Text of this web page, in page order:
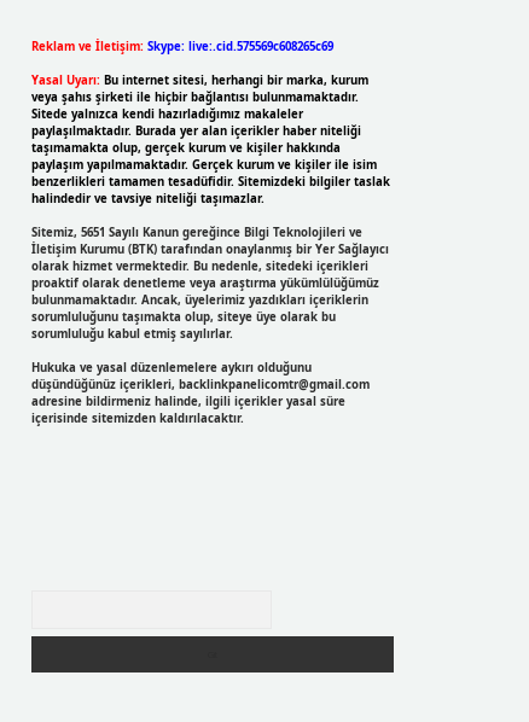
Reklam ve İletişim: Skype: live:.cid.575569c608265c69
Yasal Uyarı: Bu internet sitesi, herhangi bir marka, kurum
veya şahıs şirketi ile hiçbir bağlantısı bulunmamaktadır.
Sitede yalnızca kendi hazırladığımız makaleler
paylaşılmaktadır. Burada yer alan içerikler haber niteliği
taşımamakta olup, gerçek kurum ve kişiler hakkında
paylaşım yapılmamaktadır. Gerçek kurum ve kişiler ile isim
benzerlikleri tamamen tesadüfidir. Sitemizdeki bilgiler taslak
halindedir ve tavsiye niteliği taşımazlar.
Sitemiz, 5651 Sayılı Kanun gereğince Bilgi Teknolojileri ve
İletişim Kurumu (BTK) tarafından onaylanmış bir Yer Sağlayıcı
olarak hizmet vermektedir. Bu nedenle, sitedeki içerikleri
proaktif olarak denetleme veya araştırma yükümlülüğümüz
bulunmamaktadır. Ancak, üyelerimiz yazdıkları içeriklerin
sorumluluğunu taşımakta olup, siteye üye olarak bu
sorumluluğu kabul etmiş sayılırlar.
Hukuka ve yasal düzenlemelere aykırı olduğunu
düşündüğünüz içerikleri, backlinkpanelicomtr@gmail.com
adresine bildirmeniz halinde, ilgili içerikler yasal süre
içerisinde sitemizden kaldırılacaktır.